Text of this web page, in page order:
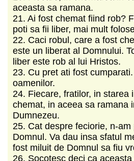
aceasta sa ramana.
21. Ai fost chemat fiind rob?
poti sa fii liber, mai mult
22. Caci robul, care a fost
este un liberat al Domnului.
liber este rob al lui Hristos.
23. Cu pret ati fost
oamenilor.
24. Fiecare, fratilor, in starea
chemat, in aceea sa ramana
Dumnezeu.
25. Cat despre feciorie, n-
Domnul. Va dau insa sfatul
fost miluit de Domnul sa fiu
26. Socotesc deci ca